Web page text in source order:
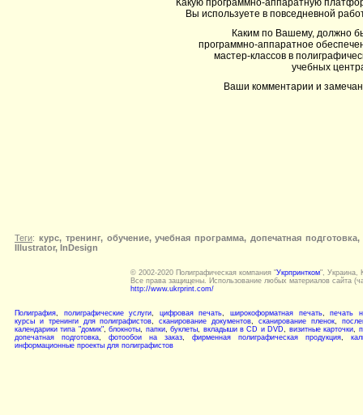
Какую программно-аппаратную
Вы используете в повседневной
Каким по Вашему, должно
программно-аппаратное
мастер-классов в
учебных
Ваши комментарии и
Теги: курс, тренинг, обучение, учебная программа, допечатная
Illustrator, InDesign
© 2002-2020 Полиграфическая компания "Укрпринтком", Украина,
Все права защищены. Использование любых материалов сайта
http://www.ukrprint.com/
Полиграфия, полиграфические услуги, цифровая печать, широкоформатная печать,
печать
курсы и тренинги для полиграфистов, сканирование документов, сканирование пленок,
календарики типа "домик", блокноты, папки, буклеты, вкладыши в CD и DVD, визитные карточки,
допечатная подготовка, фотообои на заказ, фирменная полиграфическая продукция,
информационные проекты для полиграфистов